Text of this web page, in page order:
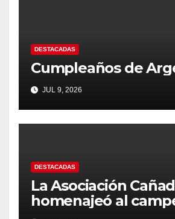
DESTACADAS
Cumpleaños de
JUL 9, 2026
DESTACADAS
La Asociación
homenajeó al